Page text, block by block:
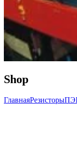
Shop
ГлавнаяРезисторы